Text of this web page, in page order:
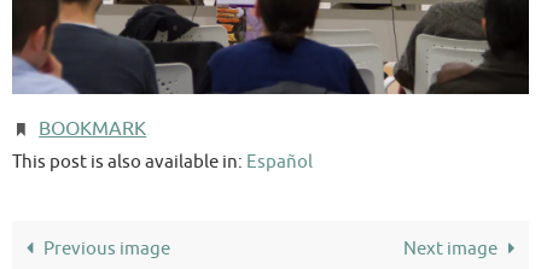
BOOKMARK
This post is also available in: Español
Previous image Next image